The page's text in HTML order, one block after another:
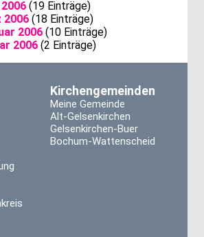
(19 Einträge)
2006 (18 Einträge)
2006 (10 Einträge)
2006 (2 Einträge)
Kirchengemeinden
Meine Gemeinde
Alt-Gelsenkirchen
Gelsenkirchen-Buer
Bochum-Wattenscheid